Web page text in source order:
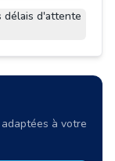
délais d'attente
à votre